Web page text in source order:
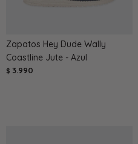
Zapatos Hey Dude Wally
Coastline Jute - Azul
$ 3.990